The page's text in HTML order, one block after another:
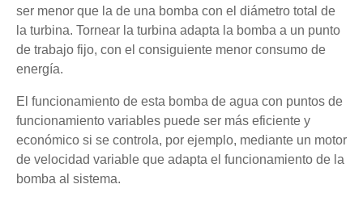
ser menor que la de una bomba con el diámetro total de
la turbina. Tornear la turbina adapta la bomba a un punto
de trabajo fijo, con el consiguiente menor consumo de
energía.
El funcionamiento de esta bomba de agua con puntos de
funcionamiento variables puede ser más eficiente y
económico si se controla, por ejemplo, mediante un motor
de velocidad variable que adapta el funcionamiento de la
bomba al sistema.